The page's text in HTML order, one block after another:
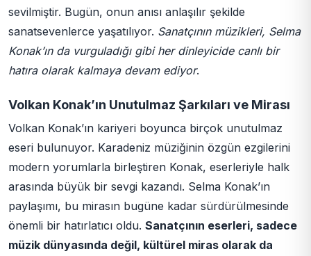
sevilmiştir. Bugün, onun anısı anlaşılır şekilde
sanatsevenlerce yaşatılıyor. Sanatçının müzikleri, Selma
Konak’ın da vurguladığı gibi her dinleyicide canlı bir
hatıra olarak kalmaya devam ediyor.
Volkan Konak’ın Unutulmaz Şarkıları ve Mirası
Volkan Konak’ın kariyeri boyunca birçok unutulmaz
eseri bulunuyor. Karadeniz müziğinin özgün ezgilerini
modern yorumlarla birleştiren Konak, eserleriyle halk
arasında büyük bir sevgi kazandı. Selma Konak’ın
paylaşımı, bu mirasın bugüne kadar sürdürülmesinde
önemli bir hatırlatıcı oldu. Sanatçının eserleri, sadece
müzik dünyasında değil, kültürel miras olarak da